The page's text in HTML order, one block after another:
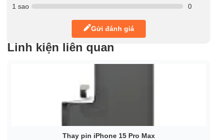
1 sao
0
Gửi đánh giá
Linh kiện liên quan
Thay pin iPhone 15 Pro Max